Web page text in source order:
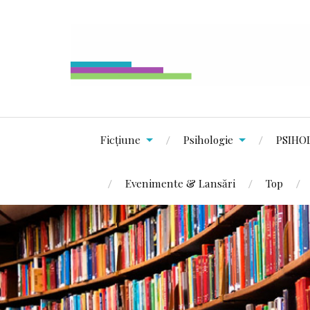
Ficțiune Psihologie
Evenimente & Lansări Top